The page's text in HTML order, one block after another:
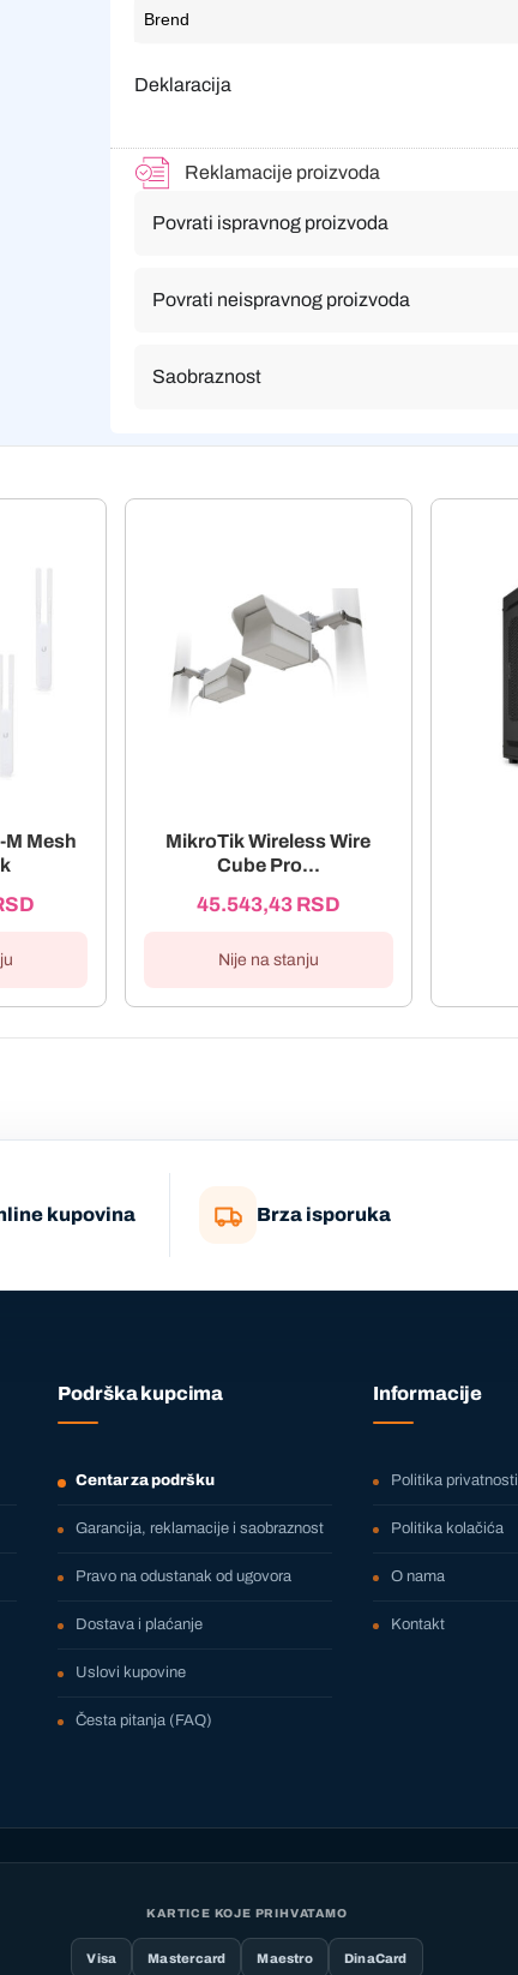
Brend
Deklaracija
Reklamacije proizvoda
Povrati ispravnog proizvoda
Povrati neispravnog proizvoda
Saobraznost
Mesh
MikroTik Wireless Wire
Cube Pro...
45.543,43 RSD
Nije na stanju
kupovina Brza isporuka
Podrška kupcima
Centar za podršku
Garancija, reklamacije i saobraznost
Pravo na odustanak od ugovora
Dostava i plaćanje
Uslovi kupovine
Česta pitanja (FAQ)
Informacije
Politika privatnosti
Politika kolačića
O nama
Kontakt
KARTICE KOJE PRIHVATAMO
Visa Mastercard Maestro DinaCard